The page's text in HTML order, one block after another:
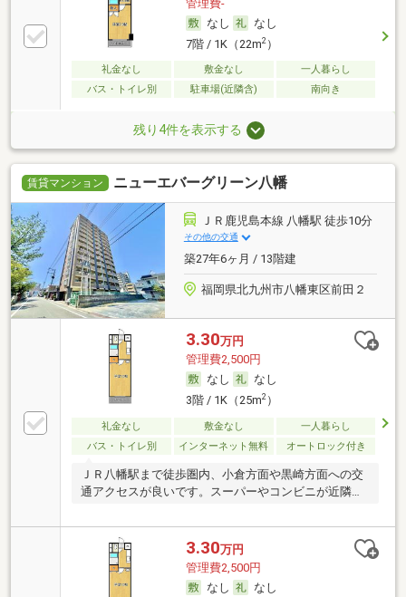
管理費-
なし
なし
7階 / 1K（22m2）
礼金なし 敷金なし
一人暮らし
バス・トイレ別
駐車場(近隣含) 南向き
残り4件を表示する
賃貸マンション ニューエバーグリーン八幡
ＪＲ鹿児島本線 八幡駅 徒歩10分
その他の交通
築27年6ヶ月 / 13階建
福岡県北九州市八幡東区前田２
3.30万円
管理費2,500円
なし
なし
3階 / 1K（25m2）
礼金なし 敷金なし
一人暮らし
バス・トイレ別
インターネット無料 オートロック付き
ＪＲ八幡駅まで徒歩圏内、小倉方面や黒崎方面への交
通アクセスが良いです。スーパーやコンビニが近隣あ
3.30万円
管理費2,500円
なし
なし